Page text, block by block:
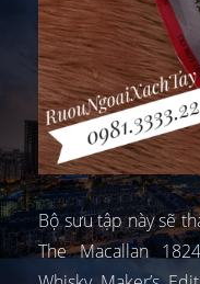
Bộ sưu tập này sẽ
The Macallan